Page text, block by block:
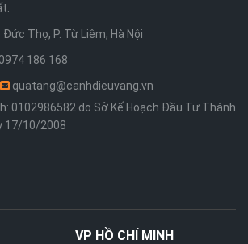
Thọ, P. Từ Liêm, Hà Nội
186 168
quatang@canhdieuvang.vn
0102986582 do Sở Kế Hoạch Đầu Tư Thành
17/10/2008
VP HỒ CHÍ MINH